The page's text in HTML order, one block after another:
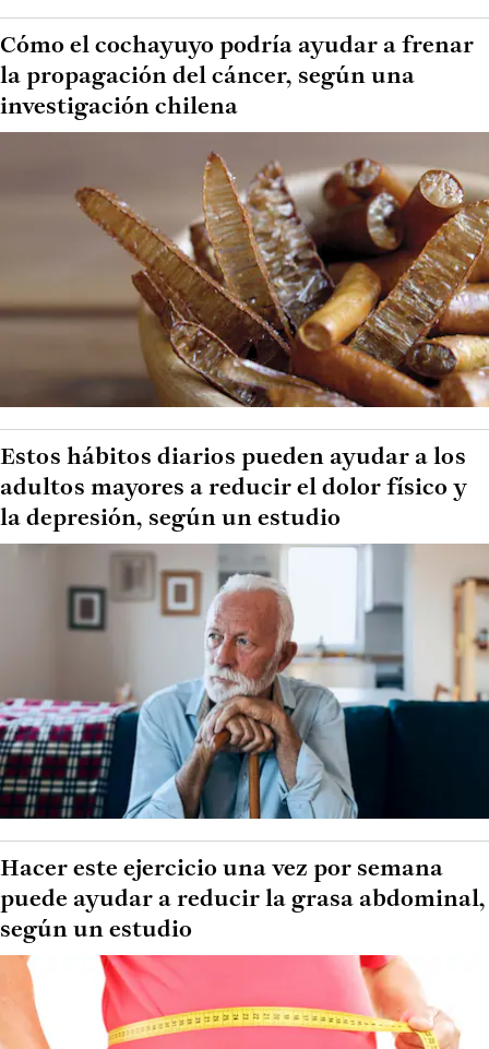
Cómo el cochayuyo podría ayudar a frenar
la propagación del cáncer, según una
investigación chilena
Estos hábitos diarios pueden ayudar a los
adultos mayores a reducir el dolor físico y
la depresión, según un estudio
Hacer este ejercicio una vez por semana
puede ayudar a reducir la grasa abdominal,
según un estudio